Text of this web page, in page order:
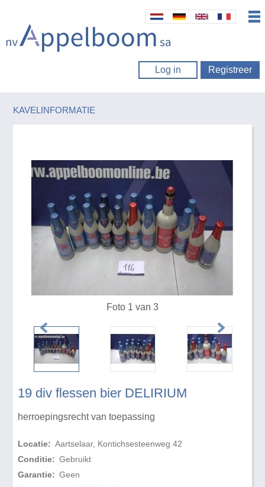
Log in Registreer
KAVELINFORMATIE
19 div flessen bier DELIRIUM
herroepingsrecht van toepassing
Locatie: Aartselaar, Kontichsesteenweg 42
Conditie: Gebruikt
Garantie: Geen
Foto 1 van 3